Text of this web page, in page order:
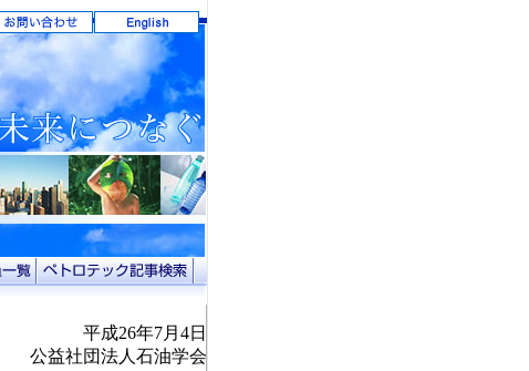
平成26年7月4日
公益社団法人石油学会